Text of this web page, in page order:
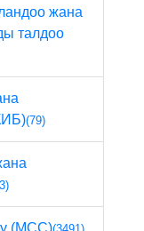
жана
талдоо
(79)